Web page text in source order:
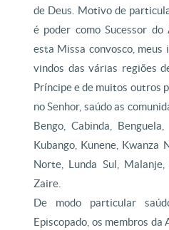
de Deus. Motivo de
é poder como Sucessor
esta Missa convosco,
vindos das várias regiões
Príncipe e de muitos outros
no Senhor, saúdo as
Bengo, Cabinda,
Kubango, Kunene, Kwanza
Norte, Lunda Sul,
Zaire.
De modo particular
Episcopado, os membros